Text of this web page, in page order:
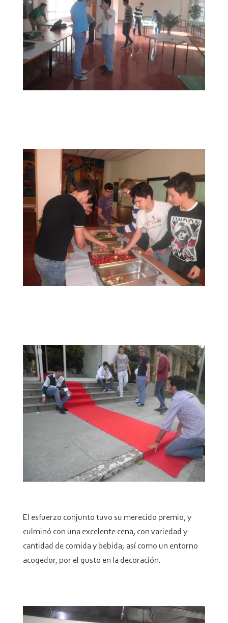
El esfuerzo conjunto tuvo su merecido premio, y
culminó con una excelente cena, con variedad y
cantidad de comida y bebida; así como un entorno
acogedor, por el gusto en la decoración.